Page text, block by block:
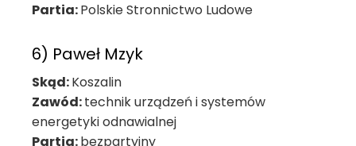
Partia:Polskie Stronnictwo Ludowe
6) Paweł Mzyk
Skąd:Koszalin
Zawód:technik urządzeń i systemów
energetyki odnawialnej
Partia:bezpartyjny